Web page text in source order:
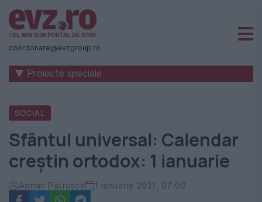
Știri
naționale
internaționale
România
-
Evenimentul
Zilei
coordonare@evzgroup.ro
▼ Proiecte speciale
SOCIAL
Sfântul universal: Calendar
creștin ortodox: 1 ianuarie
Adrian Pătrușcă 1 ianuarie 2021, 07:00